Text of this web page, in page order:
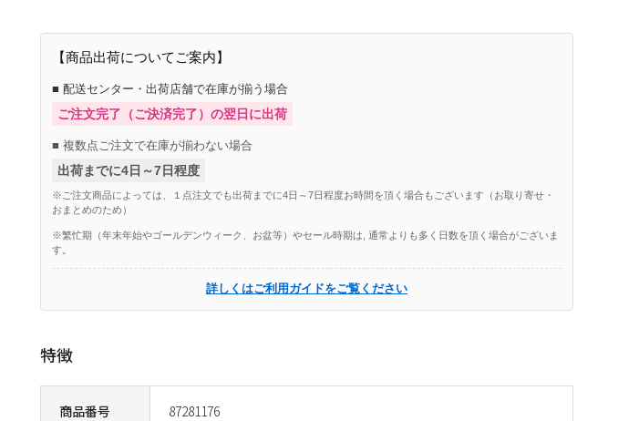
商品番号 87281176
【商品出荷についてご案内】
■ 配送センター・出荷店舗で在庫が揃う場合
ご注文完了（ご決済完了）の翌日に出荷
■ 複数点ご注文で在庫が揃わない場合
出荷までに4日～7日程度
※ご注文商品によっては、１点注文でも出荷までに4日～7日程度お時間を頂く場合もございます（お取り寄せ・
おまとめのため）
※繁忙期（年末年始やゴールデンウィーク、お盆等）やセール時期は, 通常よりも多く日数を頂く場合がございま
す。
詳しくはご利用ガイドをご覧ください
特徴